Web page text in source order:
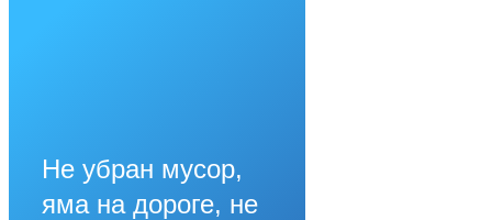
Не убран мусор,
яма на дороге, не